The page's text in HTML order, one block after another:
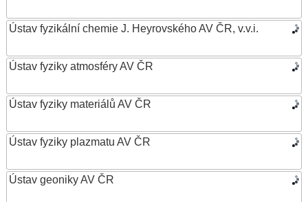
Ústav fyzikální chemie J. Heyrovského AV ČR, v.v.i.
Ústav fyziky atmosféry AV ČR
Ústav fyziky materiálů AV ČR
Ústav fyziky plazmatu AV ČR
Ústav geoniky AV ČR